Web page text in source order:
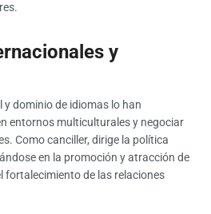
y
dominio de idiomas lo han
entornos multiculturales y negociar
Como canciller, dirige la política
en la promoción y atracción de
fortalecimiento de las relaciones